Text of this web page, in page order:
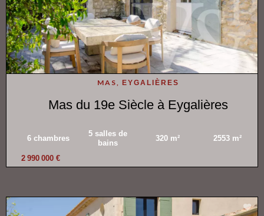
MAS, EYGALIÈRES
Mas du 19e Siècle à Eygalières
6 chambres
5 salles de
bains
320 m² 2553 m²
2 990 000 €